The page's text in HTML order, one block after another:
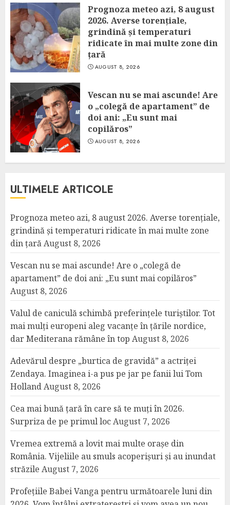
Prognoza meteo azi, 8 august
2026. Averse torențiale,
grindină și temperaturi
ridicate în mai multe zone din
țară
AUGUST 8, 2026
Vescan nu se mai ascunde! Are
o „colegă de apartament” de
doi ani: „Eu sunt mai
copilăros”
AUGUST 8, 2026
ULTIMELE ARTICOLE
Prognoza meteo azi, 8 august 2026. Averse torențiale,
grindină și temperaturi ridicate în mai multe zone
din țarăAugust 8, 2026
Vescan nu se mai ascunde! Are o „colegă de
apartament” de doi ani: „Eu sunt mai copilăros”
August 8, 2026
Valul de caniculă schimbă preferințele turiștilor. Tot
mai mulți europeni aleg vacanțe în țările nordice,
dar Mediterana rămâne în top August 8, 2026
Adevărul despre „burtica de gravidă” a actriței
Zendaya. Imaginea i-a pus pe jar pe fanii lui Tom
HollandAugust 8, 2026
Cea mai bună țară în care să te muți în 2026.
Surpriza de pe primul locAugust 7, 2026
Vremea extremă a lovit mai multe orașe din
România. Vijeliile au smuls acoperișuri și au inundat
străzile August 7, 2026
Profețiile Babei Vanga pentru următoarele luni din